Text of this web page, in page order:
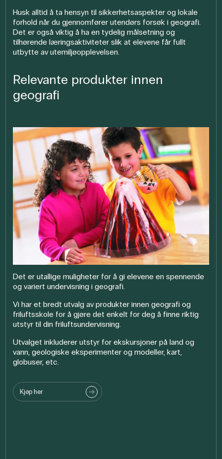
Husk alltid å ta hensyn til sikkerhetsaspekter og lokale
forhold når du gjennomfører utendørs forsøk i geografi.
Det er også viktig å ha en tydelig målsetning og
tilhørende læringsaktiviteter slik at elevene får fullt
utbytte av utemiljøopplevelsen.
Relevante produkter innen
geografi
Det er utallige muligheter for å gi elevene en spennende
og variert undervisning i geografi.
Vi har et bredt utvalg av produkter innen geografi og
friluftsskole for å gjøre det enkelt for deg å finne riktig
utstyr til din friluftsundervisning.
Utvalget inkluderer utstyr for ekskursjoner på land og
vann, geologiske eksperimenter og modeller, kart,
globuser, etc.
Kjøp her